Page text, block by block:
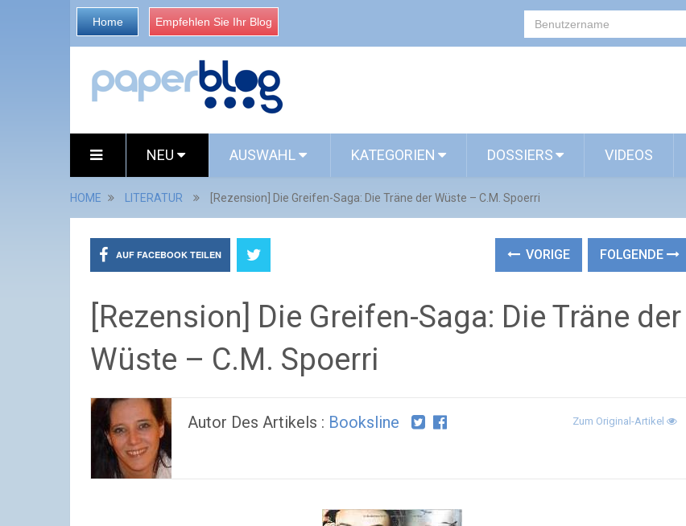
Home Empfehlen Sie Ihr Blog
NEU AUSWAHL KATEGORIEN DOSSIERS VIDEOS
HOME LITERATUR [Rezension] Die Greifen-Saga: Die Träne der Wüste – C.M. Spoerri
AUF FACEBOOK TEILEN VORIGE FOLGENDE
[Rezension] Die Greifen-Saga: Die Träne der
Wüste – C.M. Spoerri
Autor Des Artikels : Booksline Zum Original-Artikel